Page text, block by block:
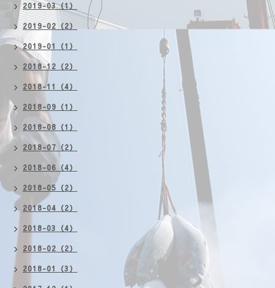
2019-03（1）
2019-02（2）
2019-01（1）
2018-12（2）
2018-11（4）
2018-09（1）
2018-08（1）
2018-07（2）
2018-06（4）
2018-05（2）
2018-04（2）
2018-03（4）
2018-02（2）
2018-01（3）